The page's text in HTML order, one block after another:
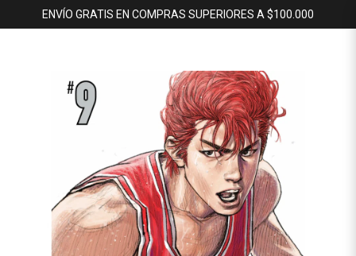
ENVÍO GRATIS EN COMPRAS SUPERIORES A $100.000